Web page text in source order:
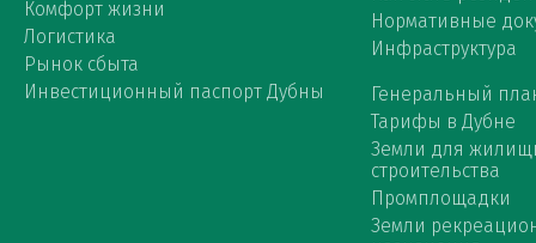
Комфорт жизни
Логистика
Рынок сбыта
Инвестиционный паспорт Дубны
Нормативные
Инфраструктура
Генеральный
Тарифы в Дубне
Земли для
строительства
Промплощадки
Земли